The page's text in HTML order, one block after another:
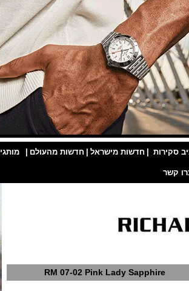
| חדשות מישראל | חדשות מהעולם | מותגי שעונים
RM 07-02 Pink Lady